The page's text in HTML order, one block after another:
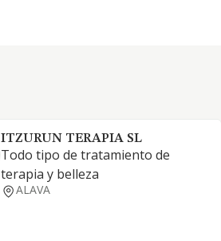
ITZURUN TERAPIA SL
Todo tipo de tratamiento de
terapia y belleza
ALAVA